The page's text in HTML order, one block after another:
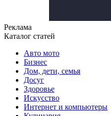
Реклама
Каталог статей
Авто мото
Бизнес
Дом, дети, семья
Досуг
Здоровье
Искусство
Интернет и компьютеры